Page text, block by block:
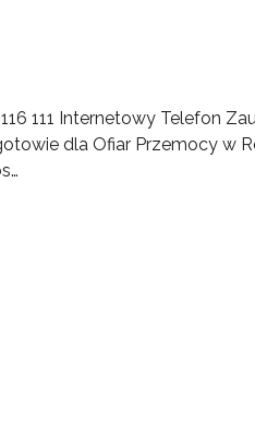
111 Internetowy Telefon
dla Ofiar Przemocy w